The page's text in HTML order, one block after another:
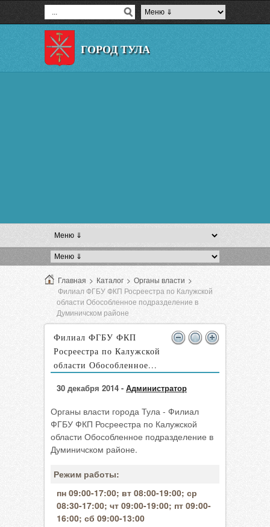
ГОРОД ТУЛА
Главная > Каталог > Органы власти >
Филиал ФГБУ ФКП Росреестра по Калужской
области Обособленное подразделение в
Думиничском районе
Филиал ФГБУ ФКП
Росреестра по Калужской
области Обособленное...
30 декабря 2014 - Администратор
Органы власти города Тула - Филиал
ФГБУ ФКП Росреестра по Калужской
области Обособленное подразделение в
Думиничском районе.
Режим работы:
пн 09:00-17:00; вт 08:00-19:00; ср
08:30-17:00; чт 09:00-19:00; пт 09:00-
16:00; сб 09:00-13:00